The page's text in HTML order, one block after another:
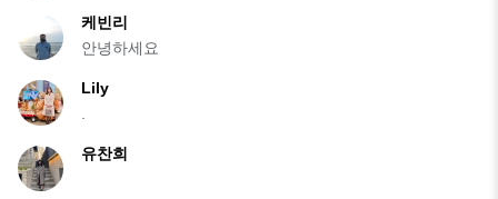
케빈리
안녕하세요
Lily
.
유찬희